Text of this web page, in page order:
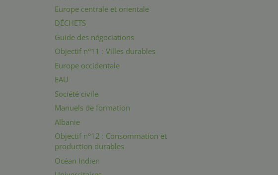
Europe centrale et orientale
DÉCHETS
Guide des négociations
Objectif n°11 : Villes durables
Europe occidentale
EAU
Société civile
Manuels de formation
Albanie
Objectif n°12 : Consommation et
production durables
Océan Indien